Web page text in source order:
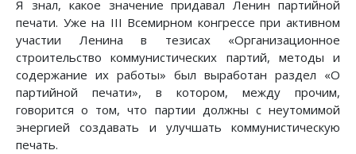
Я знал, какое значение придавал Ленин партийной
печати. Уже на III Всемирном конгрессе при активном
участии Ленина в тезисах «Организационное
строительство коммунистических партий, методы и
содержание их работы» был выработан раздел «О
партийной печати», в котором, между прочим,
говорится о том, что партии должны с неутомимой
энергией создавать и улучшать коммунистическую
печать.